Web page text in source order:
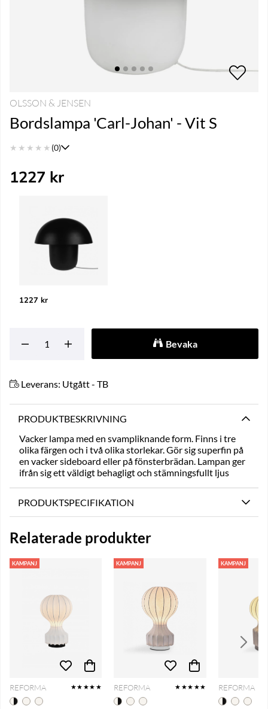
OLSSON & JENSEN
Bordslampa 'Carl-Johan' - Vit S
★ ★ ★ ★ ★ (0)
1227 kr
1227 kr
Bevaka
Leverans: Utgått - TB
PRODUKTBESKRIVNING
Vacker lampa med en svampliknande form. Finns i tre
olika färgen och i två olika storlekar. Gör sig superfin på
en vacker sideboard eller på fönsterbrädan. Lampan ger
ifrån sig ett väldigt behagligt och stämningsfullt ljus
PRODUKTSPECIFIKATION
Relaterade produkter
KAMPANJ
REFORMA ★★★★★
KAMPANJ
REFORMA ★★★★★
KAMPANJ
REFORMA